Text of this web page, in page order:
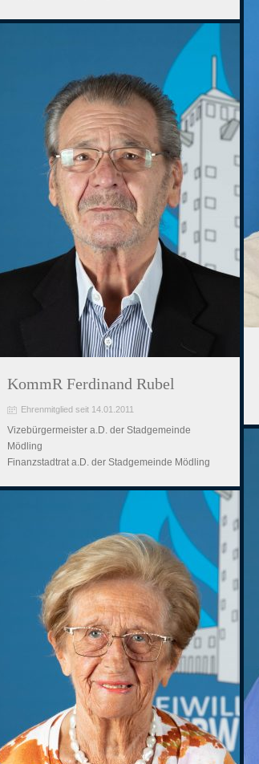
KommR Ferdinand Rubel
Ehrenmitglied seit 14.01.2011
Vizebürgermeister a.D. der Stadgemeinde
Mödling
Finanzstadtrat a.D. der Stadgemeinde Mödling